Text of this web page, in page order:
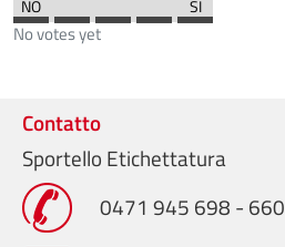
No votes yet
Contatto
Sportello Etichettatura
0471 945 698 - 660